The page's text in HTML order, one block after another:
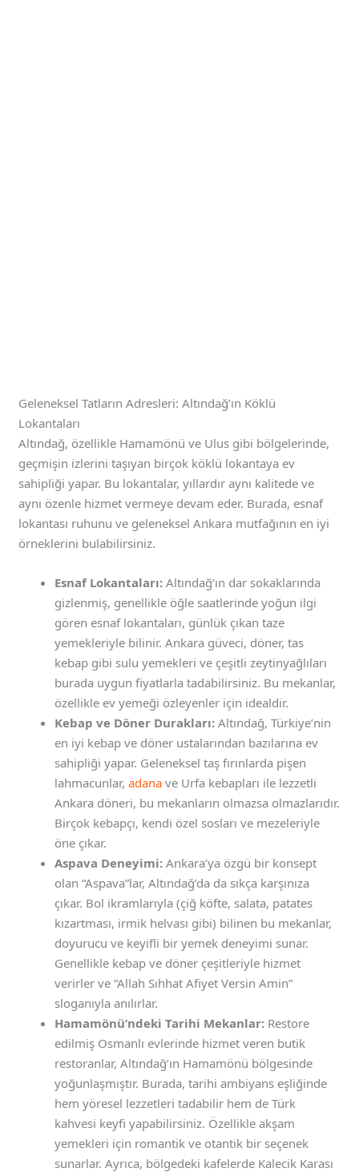
Geleneksel Tatların Adresleri: Altındağ’ın Köklü
Lokantaları
Altındağ, özellikle Hamamönü ve Ulus gibi bölgelerinde,
geçmişin izlerini taşıyan birçok köklü lokantaya ev
sahipliği yapar. Bu lokantalar, yıllardır aynı kalitede ve
aynı özenle hizmet vermeye devam eder. Burada, esnaf
lokantası ruhunu ve geleneksel Ankara mutfağının en iyi
örneklerini bulabilirsiniz.
Esnaf Lokantaları: Altındağ’ın dar sokaklarında
gizlenmiş, genellikle öğle saatlerinde yoğun ilgi
gören esnaf lokantaları, günlük çıkan taze
yemekleriyle bilinir. Ankara güveci, döner, tas
kebap gibi sulu yemekleri ve çeşitli zeytinyağlıları
burada uygun fiyatlarla tadabilirsiniz. Bu mekanlar,
özellikle ev yemeği özleyenler için idealdir.
Kebap ve Döner Durakları: Altındağ, Türkiye’nin
en iyi kebap ve döner ustalarından bazılarına ev
sahipliği yapar. Geleneksel taş fırınlarda pişen
lahmacunlar,adana ve Urfa kebapları ile lezzetli
Ankara döneri, bu mekanların olmazsa olmazlarıdır.
Birçok kebapçı, kendi özel sosları ve mezeleriyle
öne çıkar.
Aspava Deneyimi: Ankara’ya özgü bir konsept
olan “Aspava”lar, Altındağ’da da sıkça karşınıza
çıkar. Bol ikramlarıyla (çiğ köfte, salata, patates
kızartması, irmik helvası gibi) bilinen bu mekanlar,
doyurucu ve keyifli bir yemek deneyimi sunar.
Genellikle kebap ve döner çeşitleriyle hizmet
verirler ve “Allah Sıhhat Afiyet Versin Amin”
sloganıyla anılırlar.
Hamamönü’ndeki Tarihi Mekanlar: Restore
edilmiş Osmanlı evlerinde hizmet veren butik
restoranlar, Altındağ’ın Hamamönü bölgesinde
yoğunlaşmıştır. Burada, tarihi ambiyans eşliğinde
hem yöresel lezzetleri tadabilir hem de Türk
kahvesi keyfi yapabilirsiniz. Özellikle akşam
yemekleri için romantik ve otantik bir seçenek
sunarlar. Ayrıca, bölgedeki kafelerde Kalecik Karası